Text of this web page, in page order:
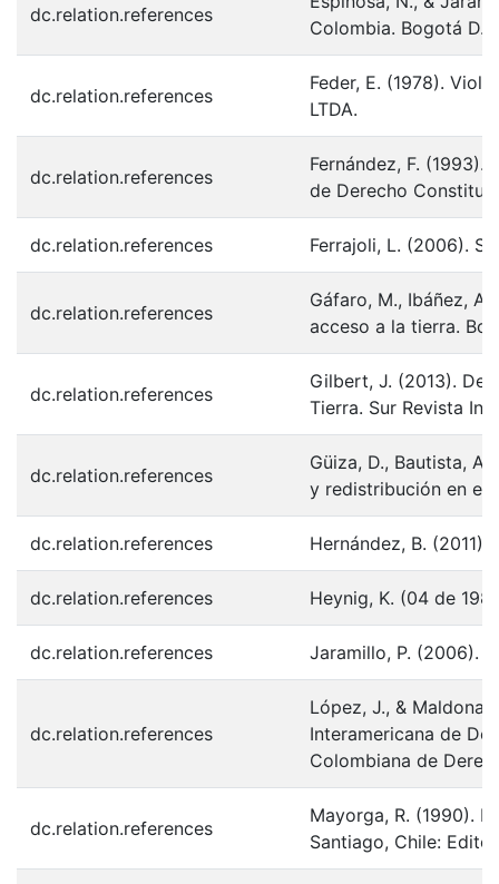
dc.relation.references
Colombia. Bogotá
dc.relation.references
Feder, E. (1978).
LTDA.
dc.relation.references
Fernández, F.
de Derecho
dc.relation.references Ferrajoli, L. (2006).
dc.relation.references
Gáfaro, M., Ibáñez,
acceso a la tierra.
dc.relation.references
Gilbert, J. (2013).
Tierra. Sur Revista
dc.relation.references
Güiza, D., Bautista,
y redistribución en el
dc.relation.references Hernández, B.
dc.relation.references Heynig, K. (04 de
dc.relation.references Jaramillo, P. (2006).
dc.relation.references
López, J., &
Interamericana de
Colombiana de
dc.relation.references
Mayorga, R. (1990).
Santiago, Chile: